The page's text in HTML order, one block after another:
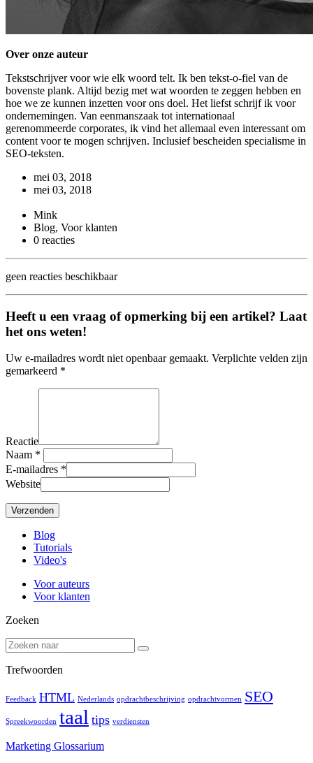
Over onze auteur
Tekstschrijver voor wie elk woord telt. Ik ben tekst-o-fiel van de
bovenste plank. Altijd bezig met wat woorden te zeggen hebben en
hoe we ze kunnen inzetten voor ons doel. Het liefst schrijf ik voor
ondernemingen. Van eenmanszaak tot internationaal
gerenommeerde corporates, ik vind het allemaal even interessant om
content voor te mogen schrijven. Inclusief bescheiden specialisme in
SEO-teksten.
mei 03, 2018
mei 03, 2018
Mink
Blog, Voor klanten
0 reacties
geen reacties beschikbaar
Heeft u een vraag of opmerking bij een artikel? Laat
het ons weten!
Uw e-mailadres wordt niet openbaar gemaakt. Verplichte velden zijn
gemarkeerd *
Reactie
Naam *
E-mailadres *
Website
Blog
Tutorials
Video's
Voor auteurs
Voor klanten
Zoeken
Trefwoorden
Feedback HTML Nederlands opdrachtbeschrijving opdrachtvormen SEO
Spreekwoorden taal tips verdiensten
Marketing Glossarium